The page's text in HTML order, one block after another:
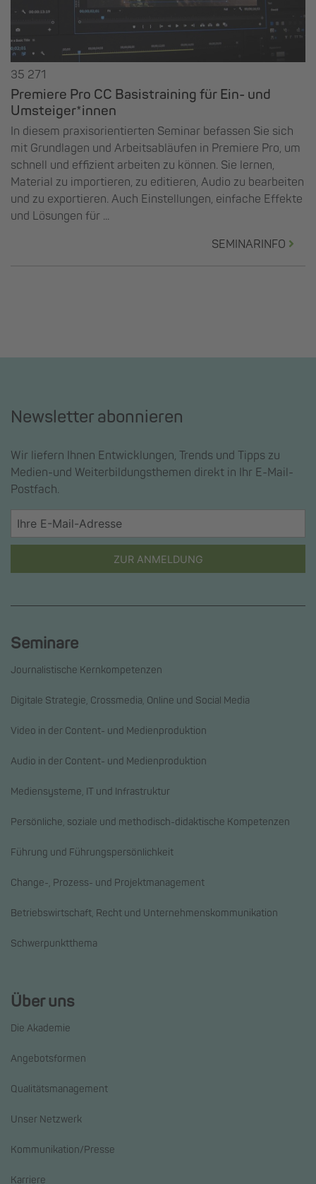
35 271
Premiere Pro CC Basistraining für Ein- und
Umsteiger*innen
In diesem praxisorientierten Seminar befassen Sie sich
mit Grundlagen und Arbeitsabläufen in Premiere Pro, um
schnell und effizient arbeiten zu können. Sie lernen,
Material zu importieren, zu editieren, Audio zu bearbeiten
und zu exportieren. Auch Einstellungen, einfache Effekte
und Lösungen für ...
SEMINARINFO
Newsletter abonnieren
Wir liefern Ihnen Entwicklungen, Trends und Tipps zu
Medien-und Weiterbildungsthemen direkt in Ihr E-Mail-
Postfach.
ZUR ANMELDUNG
Seminare
Journalistische Kernkompetenzen
Digitale Strategie, Crossmedia, Online und Social Media
Video in der Content- und Medienproduktion
Audio in der Content- und Medienproduktion
Mediensysteme, IT und Infrastruktur
Persönliche, soziale und methodisch-didaktische Kompetenzen
Führung und Führungspersönlichkeit
Change-, Prozess- und Projektmanagement
Betriebswirtschaft, Recht und Unternehmenskommunikation
Schwerpunktthema
Über uns
Die Akademie
Angebotsformen
Qualitätsmanagement
Unser Netzwerk
Kommunikation/Presse
Karriere